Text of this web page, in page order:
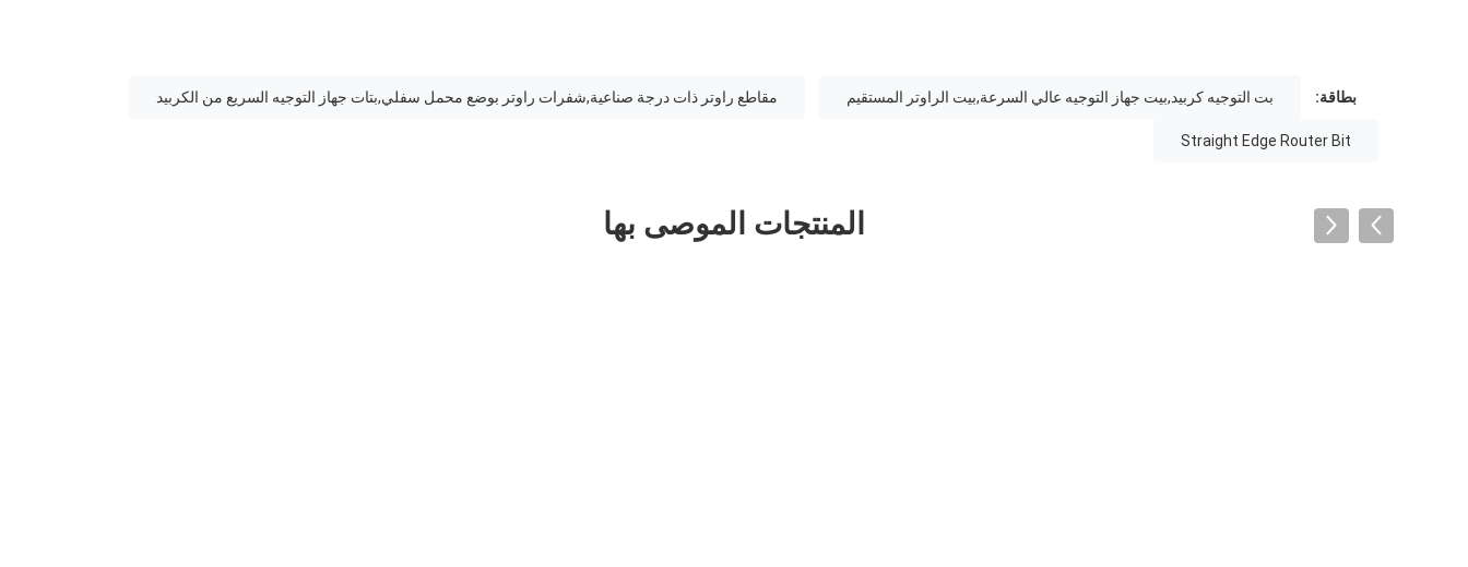
بطاقة: بت التوجيه كربيد,بيت جهاز التوجيه عالي السرعة,بيت الراوتر المستقيم مقاطع راوتر ذات درجة صناعية,شفرات راوتر بوضع محمل سفلي,بتات جهاز التوجيه السريع من الكربيد
Straight Edge Router Bit
المنتجات الموصى بها